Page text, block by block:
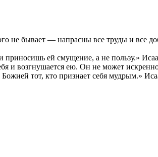
не бывает — напрасны все труды и все
ей смущение, а не пользу.»
и возгнушается ею. Он не может искренно
тот, кто признает себя мудрым.»